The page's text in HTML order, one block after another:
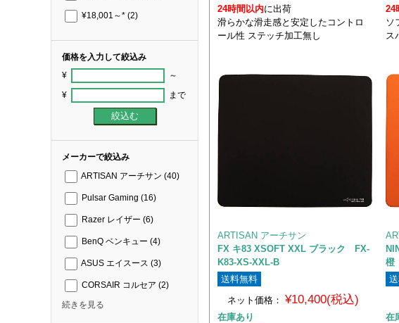
¥18,001～* (2)
価格を入力して絞込み
¥ ～
¥ まで
メーカーで絞込み
ARTISAN アーチサン (40)
Pulsar Gaming (16)
Razer レイザー (6)
BenQ ベンキュー (4)
ASUS エイスース (3)
CORSAIR コルセア (2)
続きを見る
24時間以内に出荷
滑らかな滑走感と安定したコントロ
ール性 ステッチ加工無し
24
ソ
ス
ARTISAN アーチサン
FX キ83 XSOFT XXL ブラック FX-
K83-XS-XXL-B
送料無料
ネット価格：
¥10,400(税込)
在庫あり
橙
在